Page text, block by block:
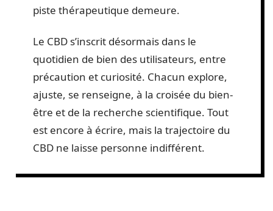
piste thérapeutique demeure.
Le CBD s’inscrit désormais dans le
quotidien de bien des utilisateurs, entre
précaution et curiosité. Chacun explore,
ajuste, se renseigne, à la croisée du bien-
être et de la recherche scientifique. Tout
est encore à écrire, mais la trajectoire du
CBD ne laisse personne indifférent.